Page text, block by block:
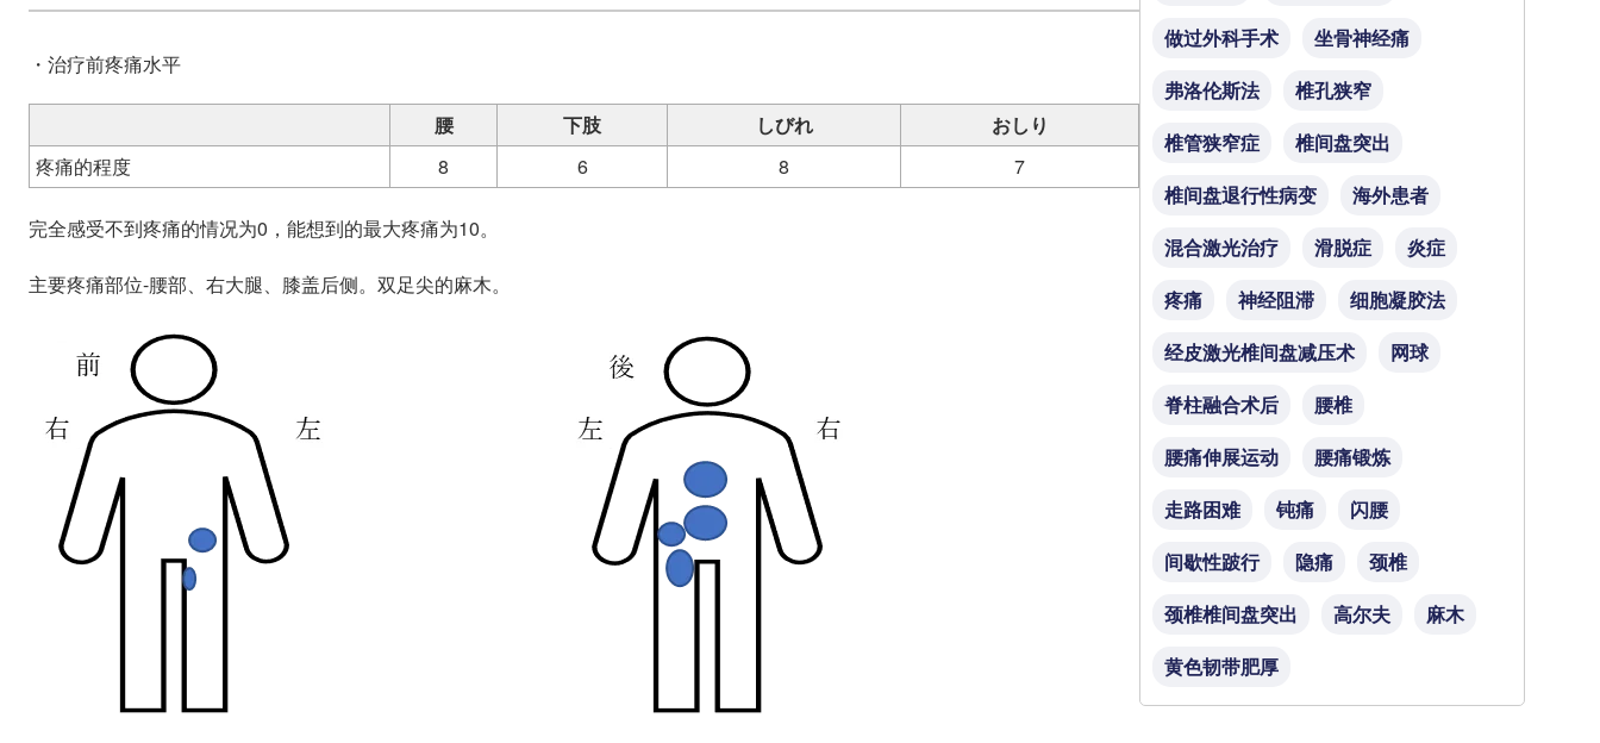
・治疗前疼痛水平
腰 下肢 しびれ
おしり
疼痛的程度
8 6 8 7
完全感受不到疼痛的情况为0，能想到的最大疼痛为10。
主要疼痛部位-腰部、右大腿、膝盖后侧。双足尖的麻木。
做过外科手术
坐骨神经痛
弗洛伦斯法
椎孔狭窄
椎管狭窄症
椎间盘突出
椎间盘退行性病变
海外患者
混合激光治疗
滑脱症
炎症
疼痛
神经阻滞
细胞凝胶法
经皮激光椎间盘减压术
网球
脊柱融合术后
腰椎
腰痛伸展运动
腰痛锻炼
走路困难
钝痛
闪腰
间歇性跛行
隐痛
颈椎
颈椎椎间盘突出
高尔夫
麻木
黄色韧带肥厚